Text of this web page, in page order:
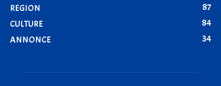
REGION
87
CULTURE
84
ANNONCE
34